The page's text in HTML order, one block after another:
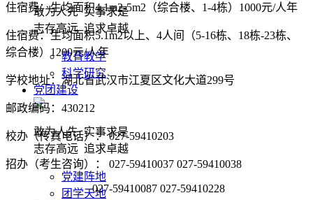
敢为人先 实事求是
志存高远 追求卓越
教育教学
科学研究
党团建设
敢为人先 实事求是
志存高远 追求卓越
党建阵地
团学天地
住宿费：生均面积4.1m2-5m2（综合楼、1-4栋）1000元/人年
住宿费：生均面积5.1m2以上、4人间（5-16栋、18栋-23栋、
综合楼）1200元/人年
学校地址：湖北省武汉市江夏区文化大道299号
邮政编码：430212
校办（传真电话）： 027-59410203
招办（考生咨询）： 027-59410037 027-59410038
027-59410087 027-59410228